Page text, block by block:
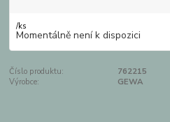
/ks
Momentálně není k dispozici
Číslo produktu:
762215
Výrobce:
GEWA